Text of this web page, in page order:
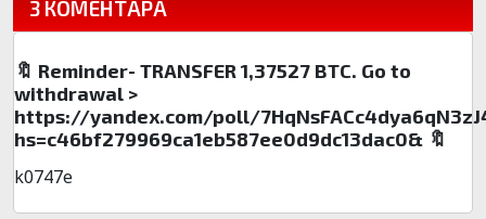
3 КОМЕНТАРА
🔖 Reminder- TRANSFER 1,37527 BTC. Go to
withdrawal >
https://yandex.com/poll/
hs=c46bf279969ca1eb587ee0d9dc13dac0& 🔖
k0747e